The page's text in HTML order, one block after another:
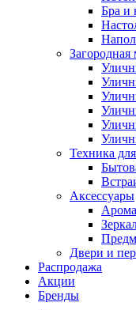
Бра и
Загородная
Техника
Аксессуары
Двери и
Распродажа
Акции
Бренды